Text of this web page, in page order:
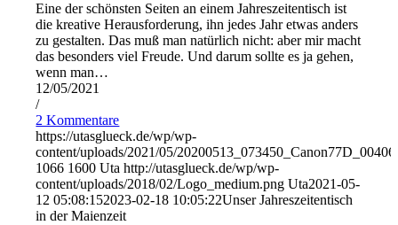
Eine der schönsten Seiten an einem Jahreszeitentisch ist
die kreative Herausforderung, ihn jedes Jahr etwas anders
zu gestalten. Das muß man natürlich nicht: aber mir macht
das besonders viel Freude. Und darum sollte es ja gehen,
wenn man…
12/05/2021
/
2 Kommentare
https://utasglueck.de/wp/wp-
content/uploads/2021/05/
1066 1600 Uta http://utasglueck.de/wp/wp-
content/uploads/2018/02/Logo_medium.png Uta2021-05-
12 05:08:152023-02-18 10:05:22Unser Jahreszeitentisch
in der Maienzeit